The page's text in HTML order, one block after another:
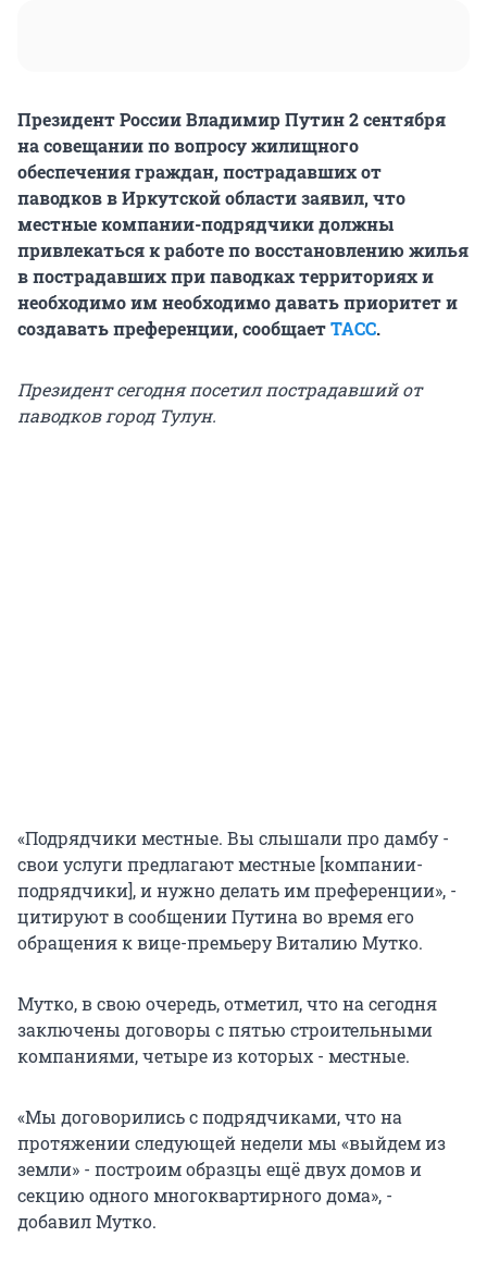
Президент России Владимир Путин 2 сентября
на совещании по вопросу жилищного
обеспечения граждан, пострадавших от
паводков в Иркутской области заявил, что
местные компании-подрядчики должны
привлекаться к работе по восстановлению жилья
в пострадавших при паводках территориях и
необходимо им необходимо давать приоритет и
создавать преференции, сообщаетТАСС.
Президент сегодня посетил пострадавший от
паводков город Тулун.
«Подрядчики местные. Вы слышали про дамбу -
свои услуги предлагают местные [компании-
подрядчики], и нужно делать им преференции», -
цитируют в сообщении Путина во время его
обращения к вице-премьеру Виталию Мутко.
Мутко, в свою очередь, отметил, что на сегодня
заключены договоры с пятью строительными
компаниями, четыре из которых - местные.
«Мы договорились с подрядчиками, что на
протяжении следующей недели мы «выйдем из
земли» - построим образцы ещё двух домов и
секцию одного многоквартирного дома», -
добавил Мутко.